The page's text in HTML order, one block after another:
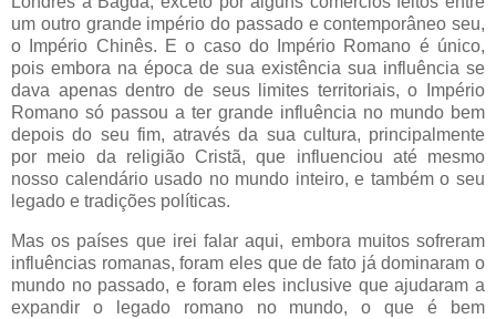
um outro grande império do passado e contemporâneo seu,
o Império Chinês. E o caso do Império Romano é único,
pois embora na época de sua existência sua influência se
dava apenas dentro de seus limites territoriais, o Império
Romano só passou a ter grande influência no mundo bem
depois do seu fim, através da sua cultura, principalmente
por meio da religião Cristã, que influenciou até mesmo
nosso calendário usado no mundo inteiro, e também o seu
legado e tradições políticas.
Mas os países que irei falar aqui, embora muitos sofreram
influências romanas, foram eles que de fato já dominaram o
mundo no passado, e foram eles inclusive que ajudaram a
expandir o legado romano no mundo, o que é bem